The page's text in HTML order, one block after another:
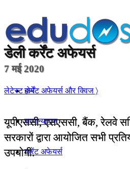
होम
सामान्यज्ञान
करेंट अफेयर्स
डेली कर्रेंट अफेयर्स
7 मई 2020
लेटेस्ट कर्रेंट अफेयर्स और क्विज 〉
यूपीएससी, एसएससी, बैंक, रेलवे
सरकारों द्वारा आयोजित सभी
उपयोगी.